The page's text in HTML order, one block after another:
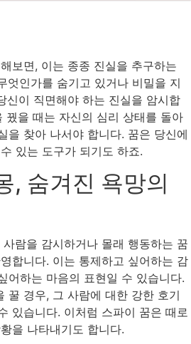
보면, 이는 종종 진실을 추구하는
엇인가를 숨기고 있거나 비밀을 지
신이 직면해야 하는 진실을 암시합
꿨을 때는 자신의 심리 상태를 돌아
을 찾아 나서야 합니다. 꿈은 당신에
있는 도구가 되기도 하죠.
, 숨겨진 욕망의
람을 감시하거나 몰래 행동하는 꿈
합니다. 이는 통제하고 싶어하는 감
어하는 마음의 표현일 수 있습니다.
꿀 경우, 그 사람에 대한 강한 호기
있습니다. 이처럼 스파이 꿈은 때로
을 나타내기도 합니다.